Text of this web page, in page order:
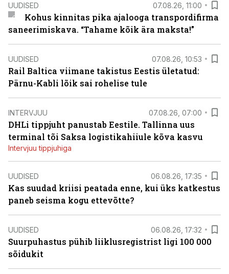
UUDISED 07.08.26, 11:00
Kohus kinnitas pika ajalooga transpordifirma
saneerimiskava. “Tahame kõik ära maksta!”
UUDISED 07.08.26, 10:53
Rail Baltica viimane takistus Eestis ületatud:
Pärnu-Kabli lõik sai rohelise tule
INTERVJUU 07.08.26, 07:00
DHLi tippjuht panustab Eestile. Tallinna uus
terminal tõi Saksa logistikahiiule kõva kasvu
Intervjuu tippjuhiga
UUDISED 06.08.26, 17:35
Kas suudad kriisi peatada enne, kui üks katkestus
paneb seisma kogu ettevõtte?
UUDISED 06.08.26, 17:32
Suurpuhastus pühib liiklusregistrist ligi 100 000
sõidukit